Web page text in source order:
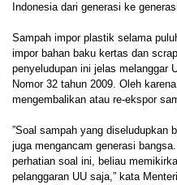
Indonesia dari generasi ke
Sampah impor plastik selama
impor bahan baku kertas dan
penyeludupan ini jelas melanggar
Nomor 32 tahun 2009. Oleh
mengembalikan atau re-ekspor
”Soal sampah yang diseludupkan
juga mengancam generasi
perhatian soal ini, beliau
pelanggaran UU saja,” kata